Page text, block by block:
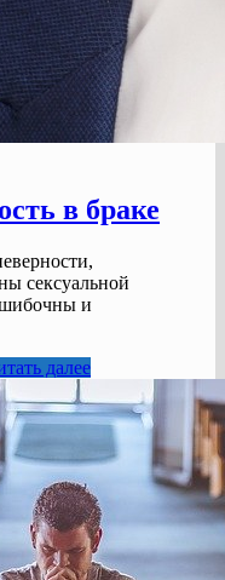
в браке
сексуальной
и
далее